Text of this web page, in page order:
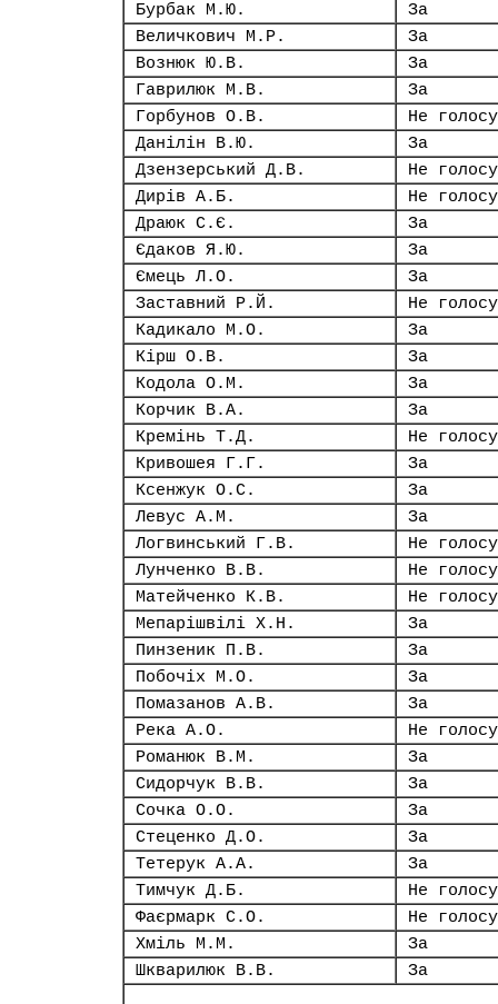
Бурбак М.Ю.
За
Величкович М.Р.
За
Вознюк Ю.В.
За
Гаврилюк М.В.
За
Горбунов О.В.
Не
Данілін В.Ю.
За
Дзензерський Д.В.
Не
Дирів А.Б.
Не
Драюк С.Є.
За
Єдаков Я.Ю.
За
Ємець Л.О.
За
Заставний Р.Й.
Не
Кадикало М.О.
За
Кірш О.В.
За
Кодола О.М.
За
Корчик В.А.
За
Кремінь Т.Д.
Не
Кривошея Г.Г.
За
Ксенжук О.С.
За
Левус А.М.
За
Логвинський Г.В.
Не
Лунченко В.В.
Не
Матейченко К.В.
Не
Мепарішвілі Х.Н.
За
Пинзеник П.В.
За
Побочіх М.О.
За
Помазанов А.В.
За
Река А.О.
Не
Романюк В.М.
За
Сидорчук В.В.
За
Сочка О.О.
За
Стеценко Д.О.
За
Тетерук А.А.
За
Тимчук Д.Б.
Не
Фаєрмарк С.О.
Не
Хміль М.М.
За
Шкварилюк В.В.
За